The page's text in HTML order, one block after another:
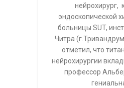
нейрохирург,
эндоскопической
больницы SUT,
Читра
отметил, что
нейрохирургии
профессор